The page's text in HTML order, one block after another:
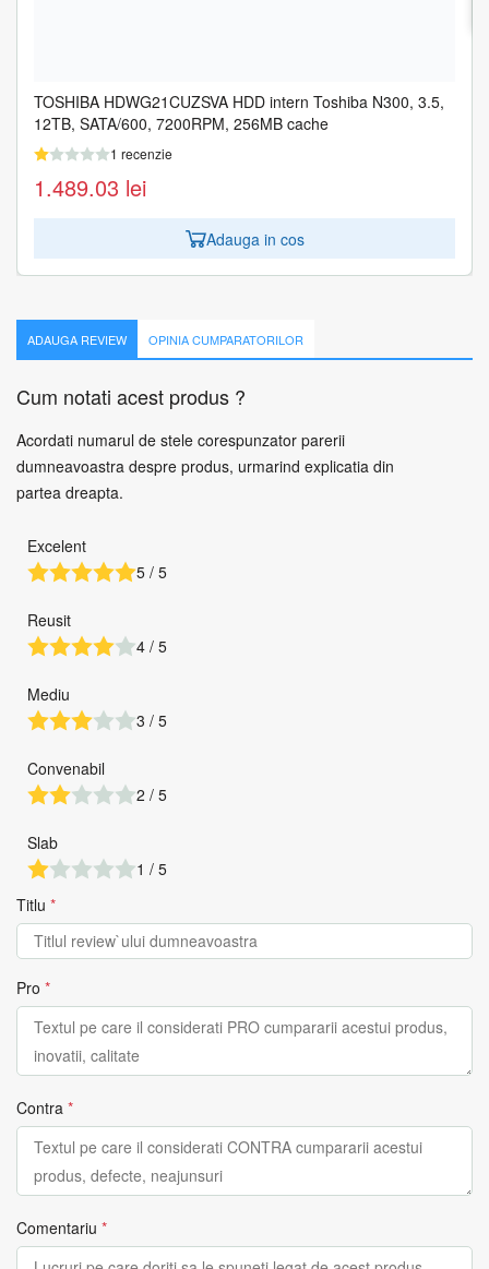
TOSHIBA HDWG21CUZSVA HDD intern Toshiba N300, 3.5,
12TB, SATA/600, 7200RPM, 256MB cache
1 recenzie
1.489.03 lei
Adauga in cos
ADAUGA REVIEW OPINIA CUMPARATORILOR
Cum notati acest produs ?
Acordati numarul de stele corespunzator parerii
dumneavoastra despre produs, urmarind explicatia din
partea dreapta.
Excelent
5 / 5
Reusit
4 / 5
Mediu
3 / 5
Convenabil
2 / 5
Slab
1 / 5
Titlu *
Pro *
Contra *
Comentariu *